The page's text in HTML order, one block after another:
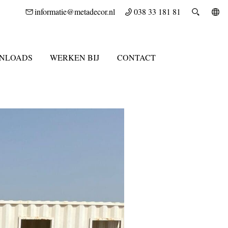
informatie@metadecor.nl 038 33 181 81
WERKEN BIJ CONTACT